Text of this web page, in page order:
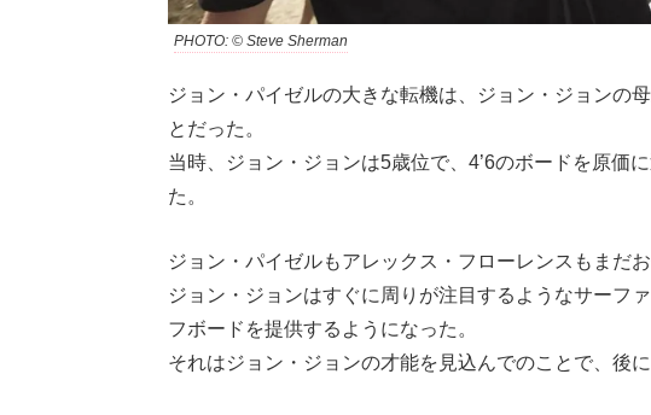
PHOTO: © Steve Sherman
ジョン・パイゼルの大きな転機は、ジョン・ジョンの
とだった。
当時、ジョン・ジョンは5歳位で、4’6のボードを原価
た。
ジョン・パイゼルもアレックス・フローレンスもまだ
ジョン・ジョンはすぐに周りが注目するようなサーフ
フボードを提供するようになった。
それはジョン・ジョンの才能を見込んでのことで、後